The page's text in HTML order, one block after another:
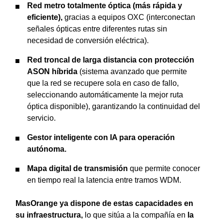
Red metro totalmente óptica (más rápida y
eficiente), gracias a equipos OXC (interconectan
señales ópticas entre diferentes rutas sin
necesidad de conversión eléctrica).
Red troncal de larga distancia con protección
ASON híbrida (sistema avanzado que permite
que la red se recupere sola en caso de fallo,
seleccionando automáticamente la mejor ruta
óptica disponible), garantizando la continuidad del
servicio.
Gestor inteligente con IA para operación
autónoma.
Mapa digital de transmisión que permite conocer
en tiempo real la latencia entre tramos WDM.
MasOrange ya dispone de estas capacidades en
su infraestructura, lo que sitúa a la compañía en la